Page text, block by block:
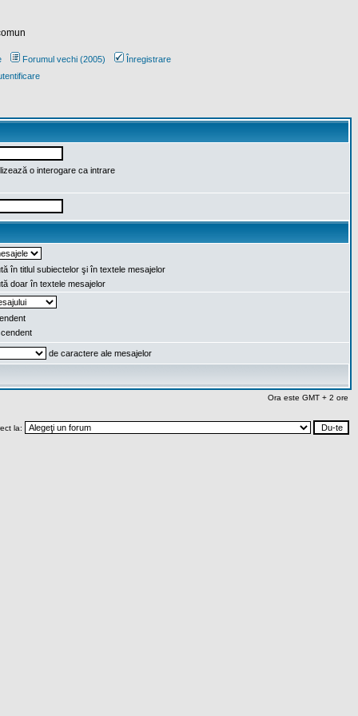
Forumul vechi (2005)
Înregistrare
o interogare ca intrare
în titlul subiectelor şi în textele mesajelor
doar în textele mesajelor
de caractere ale mesajelor
Ora este GMT + 2 ore
la: